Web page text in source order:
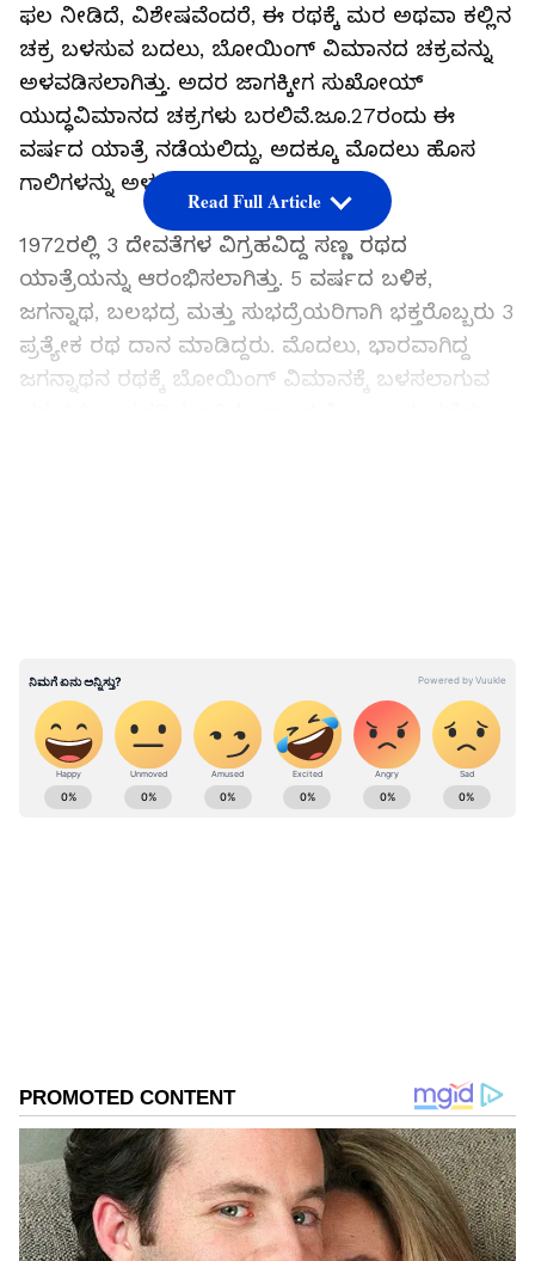
ಫಲ ನೀಡಿದೆ, ವಿಶೇಷವೆಂದರೆ, ಈ ರಥಕ್ಕೆ ಮರ ಅಥವಾ ಕಲ್ಲಿನ
ಚಕ್ರ ಬಳಸುವ ಬದಲು, ಬೋಯಿಂಗ್‌ ವಿಮಾನದ ಚಕ್ರವನ್ನು
ಅಳವಡಿಸಲಾಗಿತ್ತು. ಅದರ ಜಾಗಕ್ಕೀಗ ಸುಖೋಯ್‌
ಯುದ್ಧವಿಮಾನದ ಚಕ್ರಗಳು ಬರಲಿವೆ.ಜೂ.27ರಂದು ಈ
ವರ್ಷದ ಯಾತ್ರೆ ನಡೆಯಲಿದ್ದು, ಅದಕ್ಕೂ ಮೊದಲು ಹೊಸ
ಗಾಲಿಗಳನ್ನು ಅಳವಡಿಸಲಾಗುತ್ತಿದೆ.
1972ರಲ್ಲಿ 3 ದೇವತೆಗಳ ವಿಗ್ರಹವಿದ್ದ ಸಣ್ಣ ರಥದ
ಯಾತ್ರೆಯನ್ನು ಆರಂಭಿಸಲಾಗಿತ್ತು. 5 ವರ್ಷದ ಬಳಿಕ,
ಜಗನ್ನಾಥ, ಬಲಭದ್ರ ಮತ್ತು ಸುಭದ್ರೆಯರಿಗಾಗಿ ಭಕ್ತರೊಬ್ಬರು 3
ಪ್ರತ್ಯೇಕ ರಥ ದಾನ ಮಾಡಿದ್ದರು. ಮೊದಲು, ಭಾರವಾಗಿದ್ದ
ಜಗನ್ನಾಥನ ರಥಕ್ಕೆ ಬೋಯಿಂಗ್‌ ವಿಮಾನಕ್ಕೆ ಬಳಸಲಾಗುವ
ಆರಂಭಿಸಲಾಯಿತು. ಆಗ ಚಕ್ರ ಪೂರೈಸುವಂತೆ ಡನ್ಲಪ್
ಕಂಪನಿಯನ್ನು ಸಂಪರ್ಕಿಸಲಾಯಿತು. ಅವರು
ಉತ್ಪಾದನೆಯನ್ನು ನಿಲ್ಲಿಸಿರುವುದಾಗಿ ತಿಳಿಯಿತು.
Read Full Article
ABOUT THE AUTHOR